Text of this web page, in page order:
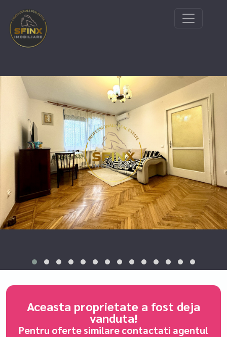
Aceasta proprietate a fost deja
vanduta!
Pentru oferte similare contactati agentul